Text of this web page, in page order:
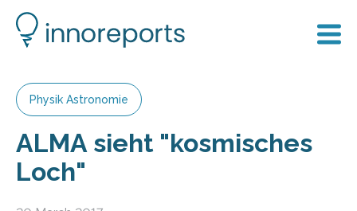
Physik Astronomie
ALMA sieht "kosmisches
Loch"